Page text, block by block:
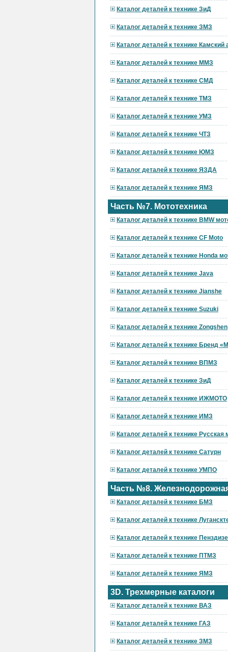
Каталог деталей к технике ЗиД
Каталог деталей к технике ЗМЗ
Каталог деталей к технике Камский
Каталог деталей к технике ММЗ
Каталог деталей к технике СМД
Каталог деталей к технике ТМЗ
Каталог деталей к технике УМЗ
Каталог деталей к технике ЧТЗ
Каталог деталей к технике ЮМЗ
Каталог деталей к технике ЯЗДА
Каталог деталей к технике ЯМЗ
Часть №7. Мототехника
Каталог деталей к технике BMW
Каталог деталей к технике CF Moto
Каталог деталей к технике Honda
Каталог деталей к технике Java
Каталог деталей к технике Jianshe
Каталог деталей к технике Suzuki
Каталог деталей к технике Zongshen
Каталог деталей к технике Бренд
Каталог деталей к технике ВПМЗ
Каталог деталей к технике ЗиД
Каталог деталей к технике ИЖМОТО
Каталог деталей к технике ИМЗ
Каталог деталей к технике Русская
Каталог деталей к технике Сатурн
Каталог деталей к технике УМПО
Часть №8.
Каталог деталей к технике БМЗ
Каталог деталей к технике
Каталог деталей к технике
Каталог деталей к технике ПТМЗ
Каталог деталей к технике ЯМЗ
3D. Трехмерные каталоги
Каталог деталей к технике ВАЗ
Каталог деталей к технике ГАЗ
Каталог деталей к технике ЗМЗ